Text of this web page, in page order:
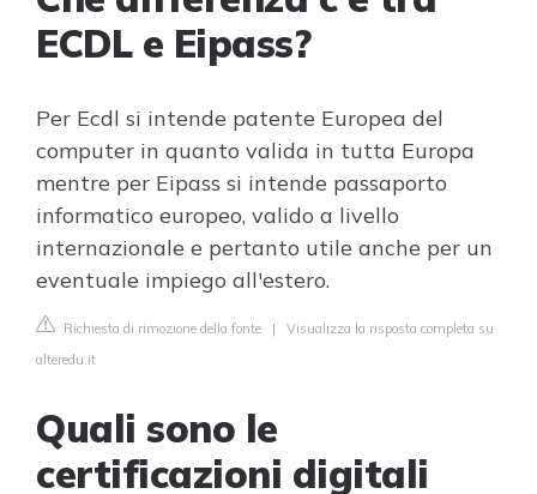
ECDL e Eipass?
Per Ecdl si intende patente Europea del
computer in quanto valida in tutta Europa
mentre per Eipass si intende passaporto
informatico europeo, valido a livello
internazionale e pertanto utile anche per un
eventuale impiego all'estero.
Richiesta di rimozione della fonte | Visualizza la risposta completa su
alteredu.it
Quali sono le
certificazioni digitali